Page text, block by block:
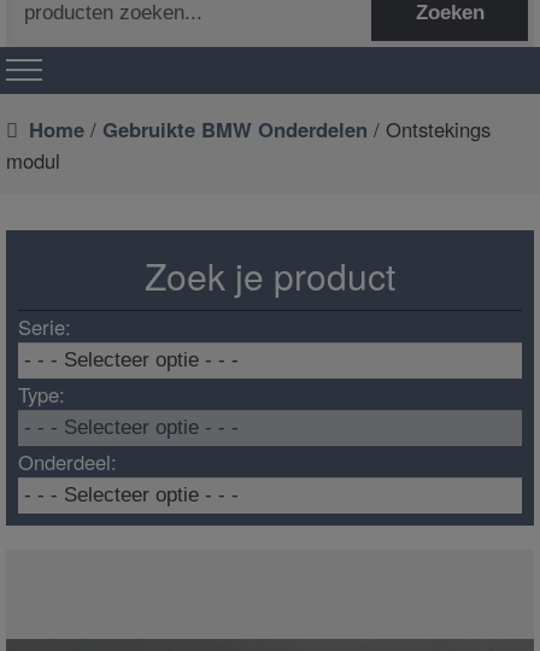
naar:
Zoeken
Home / Gebruikte BMW Onderdelen / Ontstekings
modul
Zoek je product
Serie:
Type:
Onderdeel: